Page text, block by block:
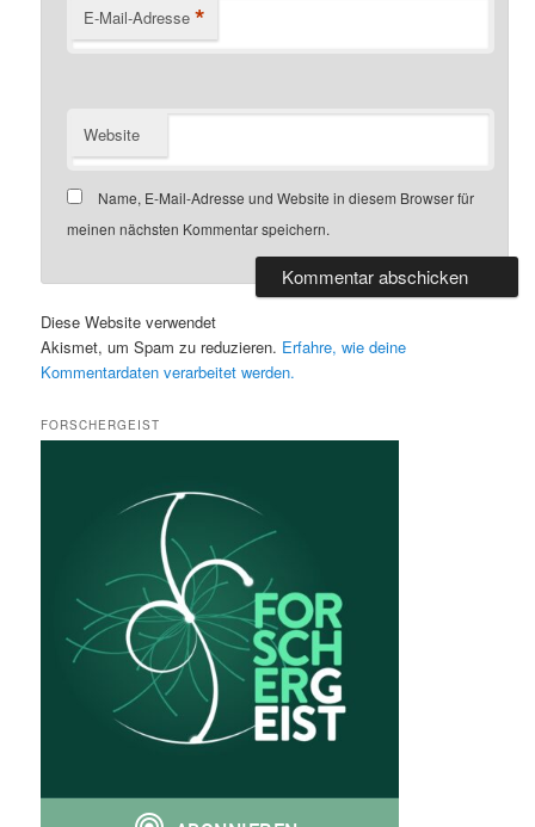
E-Mail-Adresse *
Website
Name, E-Mail-Adresse und Website in diesem Browser für
meinen nächsten Kommentar speichern.
Diese Website verwendet
Akismet, um Spam zu reduzieren. Erfahre, wie deine
Kommentardaten verarbeitet werden.
FORSCHERGEIST